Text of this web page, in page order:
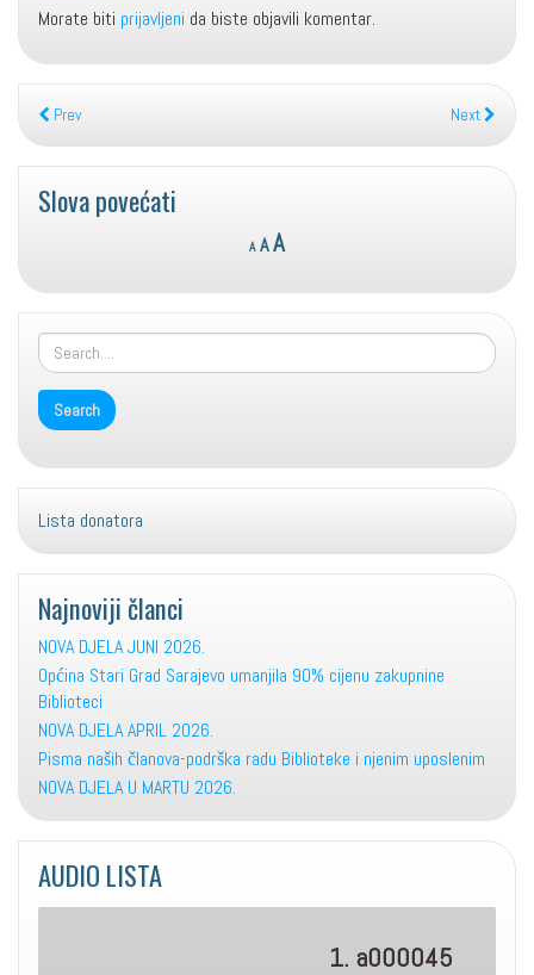
Morate biti prijavljeni da biste objavili komentar.
Prev Next
Slova povećati
A
Decrease
font
A Reset
size.
AIncrease
size.
Lista donatora
Najnoviji članci
NOVA DJELA JUNI 2026.
Općina Stari Grad Sarajevo umanjila 90% cijenu zakupnine
Biblioteci
NOVA DJELA APRIL 2026.
Pisma naših članova-podrška radu Biblioteke i njenim uposlenim
NOVA DJELA U MARTU 2026.
AUDIO LISTA
1. a000045